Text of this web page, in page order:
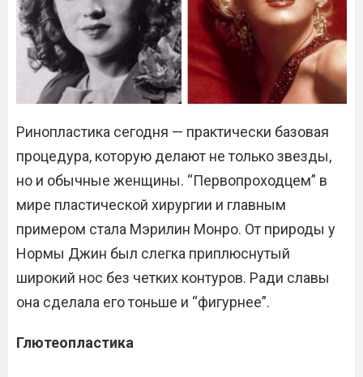
Ринопластика сегодня — практически базовая
процедура, которую делают не только звезды,
но и обычные женщины. “Первопроходцем” в
мире пластической хирургии и главным
примером стала Мэрилин Монро. От природы у
Нормы Джин был слегка приплюснутый
широкий нос без четких контуров. Ради славы
она сделала его тоньше и “фигурнее”.
Глютеопластика